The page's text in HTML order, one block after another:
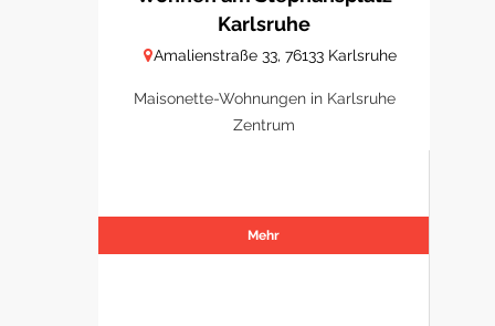
Karlsruhe
Amalienstraße 33, 76133 Karlsruhe
Maisonette-Wohnungen in Karlsruhe
Zentrum
Mehr